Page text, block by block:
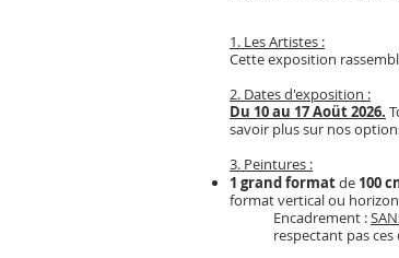
1. Les Artistes :
Cette exposition
2. Dates d'exposition :
Du 10 au 17 Aoüt 2026.
savoir plus sur nos
3. Peintures :
1 grand formatde 100
format vertical ou
Encadrement :
respectant pas